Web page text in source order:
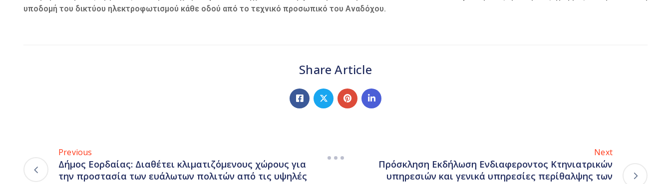
υποδομή του δικτύου ηλεκτροφωτισμού κάθε οδού από το τεχνικό προσωπικό του Αναδόχου.
Share Article
Previous
Δήμος Εορδαίας: Διαθέτει κλιματιζόμενους χώρους για
την προστασία των ευάλωτων πολιτών από τις υψηλές
Next
Πρόσκληση Εκδήλωση Ενδιαφεροντος Κτηνιατρικών
υπηρεσιών και γενικά υπηρεσίες περίθαλψης των